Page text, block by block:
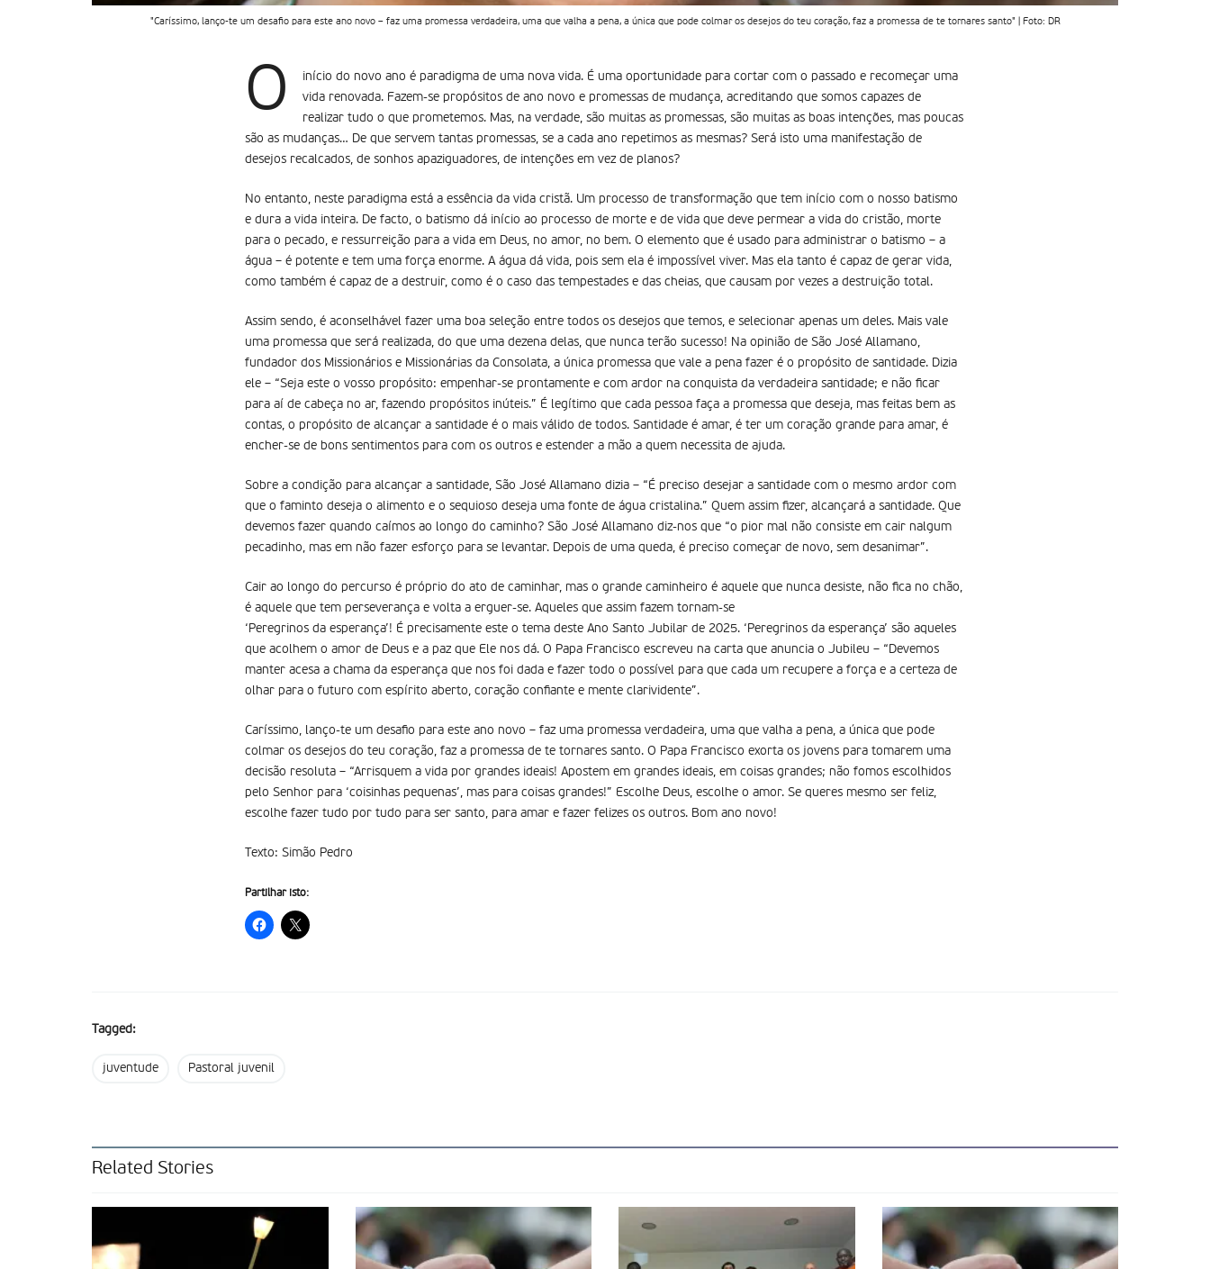
"Caríssimo, lanço-te um desafio para este ano novo – faz uma promessa verdadeira, uma que valha a pena, a única que pode colmar os desejos do teu coração, faz a promessa de te tornares santo" | Foto: DR
O
início do novo ano é paradigma de uma nova vida. É uma oportunidade para cortar com o passado e recomeçar uma
vida renovada. Fazem-se propósitos de ano novo e promessas de mudança, acreditando que somos capazes de
realizar tudo o que prometemos. Mas, na verdade, são muitas as promessas, são muitas as boas intenções, mas poucas
são as mudanças… De que servem tantas promessas, se a cada ano repetimos as mesmas? Será isto uma manifestação de
desejos recalcados, de sonhos apaziguadores, de intenções em vez de planos?
No entanto, neste paradigma está a essência da vida cristã. Um processo de transformação que tem início com o nosso batismo
e dura a vida inteira. De facto, o batismo dá início ao processo de morte e de vida que deve permear a vida do cristão, morte
para o pecado, e ressurreição para a vida em Deus, no amor, no bem. O elemento que é usado para administrar o batismo – a
água – é potente e tem uma força enorme. A água dá vida, pois sem ela é impossível viver. Mas ela tanto é capaz de gerar vida,
como também é capaz de a destruir, como é o caso das tempestades e das cheias, que causam por vezes a destruição total.
Assim sendo, é aconselhável fazer uma boa seleção entre todos os desejos que temos, e selecionar apenas um deles. Mais vale
uma promessa que será realizada, do que uma dezena delas, que nunca terão sucesso! Na opinião de São José Allamano,
fundador dos Missionários e Missionárias da Consolata, a única promessa que vale a pena fazer é o propósito de santidade. Dizia
ele – “Seja este o vosso propósito: empenhar-se prontamente e com ardor na conquista da verdadeira santidade; e não ficar
para aí de cabeça no ar, fazendo propósitos inúteis.” É legítimo que cada pessoa faça a promessa que deseja, mas feitas bem as
contas, o propósito de alcançar a santidade é o mais válido de todos. Santidade é amar, é ter um coração grande para amar, é
encher-se de bons sentimentos para com os outros e estender a mão a quem necessita de ajuda.
Sobre a condição para alcançar a santidade, São José Allamano dizia – “É preciso desejar a santidade com o mesmo ardor com
que o faminto deseja o alimento e o sequioso deseja uma fonte de água cristalina.” Quem assim fizer, alcançará a santidade. Que
devemos fazer quando caímos ao longo do caminho? São José Allamano diz-nos que “o pior mal não consiste em cair nalgum
pecadinho, mas em não fazer esforço para se levantar. Depois de uma queda, é preciso começar de novo, sem desanimar”.
Cair ao longo do percurso é próprio do ato de caminhar, mas o grande caminheiro é aquele que nunca desiste, não fica no chão,
é aquele que tem perseverança e volta a erguer-se. Aqueles que assim fazem tornam-se
‘Peregrinos da esperança’! É precisamente este o tema deste Ano Santo Jubilar de 2025. ‘Peregrinos da esperança’ são aqueles
que acolhem o amor de Deus e a paz que Ele nos dá. O Papa Francisco escreveu na carta que anuncia o Jubileu – “Devemos
manter acesa a chama da esperança que nos foi dada e fazer todo o possível para que cada um recupere a força e a certeza de
olhar para o futuro com espírito aberto, coração confiante e mente clarividente”.
Caríssimo, lanço-te um desafio para este ano novo – faz uma promessa verdadeira, uma que valha a pena, a única que pode
colmar os desejos do teu coração, faz a promessa de te tornares santo. O Papa Francisco exorta os jovens para tomarem uma
decisão resoluta – “Arrisquem a vida por grandes ideais! Apostem em grandes ideais, em coisas grandes; não fomos escolhidos
pelo Senhor para ‘coisinhas pequenas’, mas para coisas grandes!” Escolhe Deus, escolhe o amor. Se queres mesmo ser feliz,
escolhe fazer tudo por tudo para ser santo, para amar e fazer felizes os outros. Bom ano novo!
Texto: Simão Pedro
Partilhar isto:
Tagged:
juventude Pastoral juvenil
Related Stories